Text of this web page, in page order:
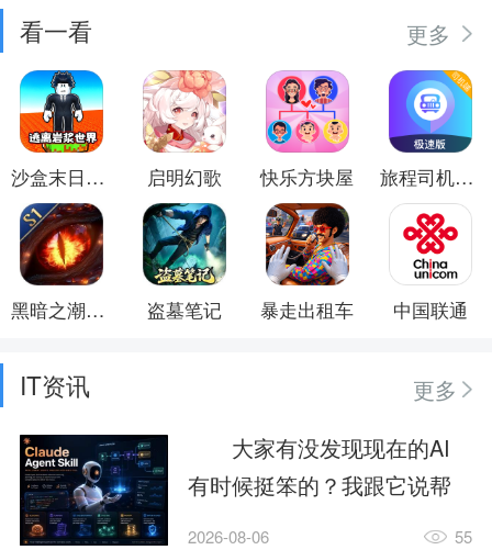
看一看 更多
沙盒末日世界 启明幻歌 快乐方块屋 旅程司机极速版
黑暗之潮：契约 盗墓笔记 暴走出租车 中国联通
IT资讯
更多
大家有没发现现在的AI
有时候挺笨的？我跟它说帮
我订个明天早上的闹钟，它
2026-08-06 55